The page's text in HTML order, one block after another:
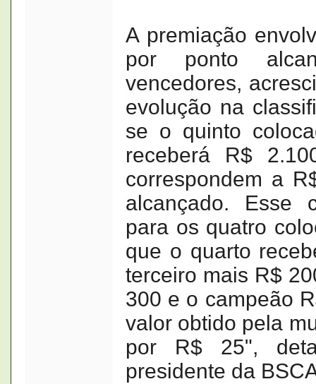
A premiação
por ponto
vencedores,
evolução na
se o quinto
receberá R$
correspondem a
alcançado. Esse
para os quatro
que o quarto
terceiro mais R$
300 e o campeão
valor obtido pela
por R$ 25",
presidente da